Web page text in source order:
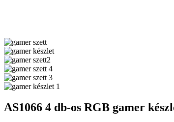
AS1066 4 db-os RGB gamer